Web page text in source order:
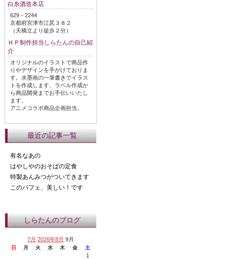
白糸酒造本店
629－2244
京都府宮津市江尻３８２
（天橋立より徒歩２分）
ＨＰ制作担当しらたんの自己紹
介
オリジナルのイラストで商品作
りやデザインを手がけておりま
す。水墨画の一筆書きでイラス
トを作成します、ラベル作成か
ら商品開発までお手伝いいたし
ます。
アニメコラボ商品企画担当。
最近の記事一覧
有名なあの
はやしやのおそばの定食
特製あんみつがついてきます
このパフェ、美しい！です
しらたんのブログ
7月 2026年8月 9月
日 月 火 水 木 金 土
1